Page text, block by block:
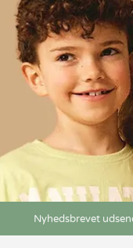
Nyhedsbrevet